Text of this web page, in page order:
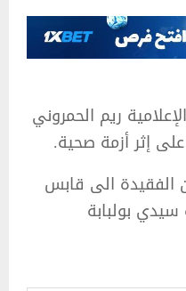
ريم الحمروني
الفقيدة الى قابس
بولبابة